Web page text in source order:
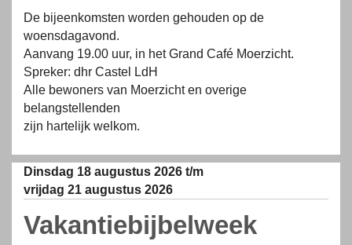
De bijeenkomsten worden gehouden op de
woensdagavond.
Aanvang 19.00 uur, in het Grand Café Moerzicht.
Spreker: dhr Castel LdH
Alle bewoners van Moerzicht en overige
belangstellenden
zijn hartelijk welkom.
Dinsdag 18 augustus 2026 t/m
vrijdag 21 augustus 2026
Vakantiebijbelweek